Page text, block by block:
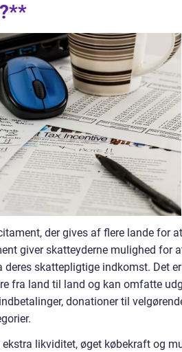
der gives af flere lande for
giver skatteyderne mulighed for
skattepligtige indkomst. Det
fra land til land og kan omfatte
donationer til
likviditet, øget købekraft og